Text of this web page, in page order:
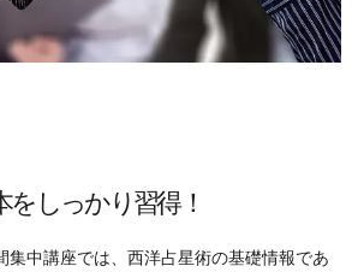
しっかり習得！
集中講座では、西洋占星術の基礎情報であ